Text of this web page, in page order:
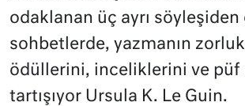
odaklanan üç ayrı söyleşiden
sohbetlerde, yazmanın
ödüllerini, inceliklerini ve püf
tartışıyor Ursula K. Le Guin.